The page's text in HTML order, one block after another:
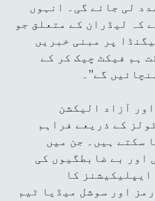
لی جائے گی۔ انہوں
کہ لیڈران کے متعلق جو
پر مبنی خبریں
ہم فیکٹ چیک کر کے
گے”۔
آزاد الیکشن
کے ذریعے فراہم
سکتے ہیں۔ جن میں
اور بے ضابطگیوں کی
ایپلیکیشنز کا
اور سوشل میڈیا ٹیم